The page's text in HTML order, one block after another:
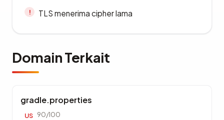
TLS menerima cipher lama
Domain Terkait
gradle.properties
US 90/100